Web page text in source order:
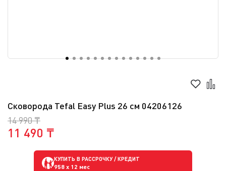
Сковорода Tefal Easy Plus 26 см 04206126
14 990 ₸
11 490 ₸
КУПИТЬ В РАССРОЧКУ / КРЕДИТ
958 x 12 мес